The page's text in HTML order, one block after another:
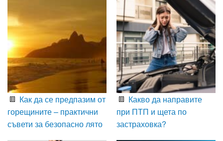
Как да се предпазим от
горещините – практични
съвети за безопасно лято
Какво да направите
при ПТП и щета по
застраховка?